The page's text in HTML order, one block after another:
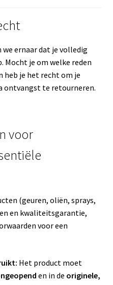
we ernaar dat je volledig
Mocht je om welke reden
heb je het recht om je
ontvangst te retourneren.
voor
(geuren, oliën, sprays,
en kwaliteitsgarantie,
voor een
Het product moet
en in de originele,